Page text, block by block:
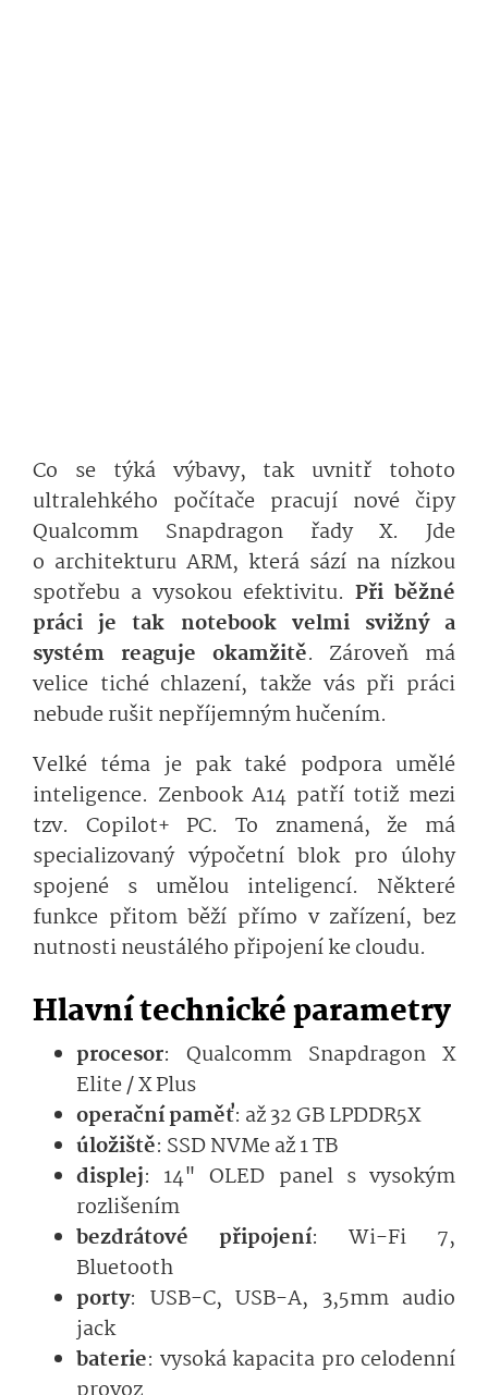
Co se týká výbavy, tak uvnitř tohoto
ultralehkého počítače pracují nové čipy
Qualcomm Snapdragon řady X. Jde
o architekturu ARM, která sází na nízkou
spotřebu a vysokou efektivitu. Při běžné
práci je tak notebook velmi svižný a
systém reaguje okamžitě. Zároveň má
velice tiché chlazení, takže vás při práci
nebude rušit nepříjemným hučením.
Velké téma je pak také podpora umělé
inteligence. Zenbook A14 patří totiž mezi
tzv. Copilot+ PC. To znamená, že má
specializovaný výpočetní blok pro úlohy
spojené s umělou inteligencí. Některé
funkce přitom běží přímo v zařízení, bez
nutnosti neustálého připojení ke cloudu.
Hlavní technické parametry
procesor: Qualcomm Snapdragon X
Elite / X Plus
operační paměť: až 32 GB LPDDR5X
úložiště: SSD NVMe až 1 TB
displej: 14" OLED panel s vysokým
rozlišením
bezdrátové připojení: Wi-Fi 7,
Bluetooth
porty: USB-C, USB-A, 3,5mm audio
jack
baterie: vysoká kapacita pro celodenní